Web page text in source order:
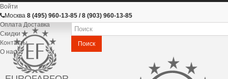
Войти
Москва 8 (495) 960-13-85 / 8 (903) 960-13-85
Оплата Доставка
Скидки
Контакты
О нас
Поиск